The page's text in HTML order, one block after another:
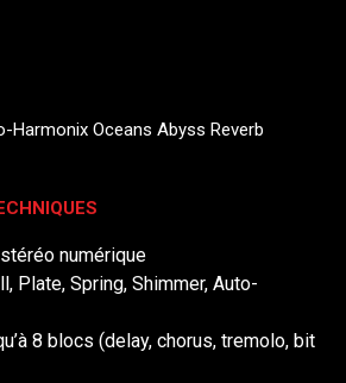
Harmonix Oceans Abyss Reverb
numérique
Plate, Spring, Shimmer, Auto-
8 blocs (delay, chorus, tremolo, bit